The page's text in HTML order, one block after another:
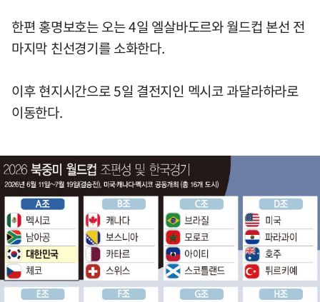
한편 홍명보호는 오는 4일 엘살바도르와 월드컵 본선 전
마지막 친선경기를 소화한다.
이후 현지시간으로 5일 결전지인 멕시코 과달라하라로
이동한다.